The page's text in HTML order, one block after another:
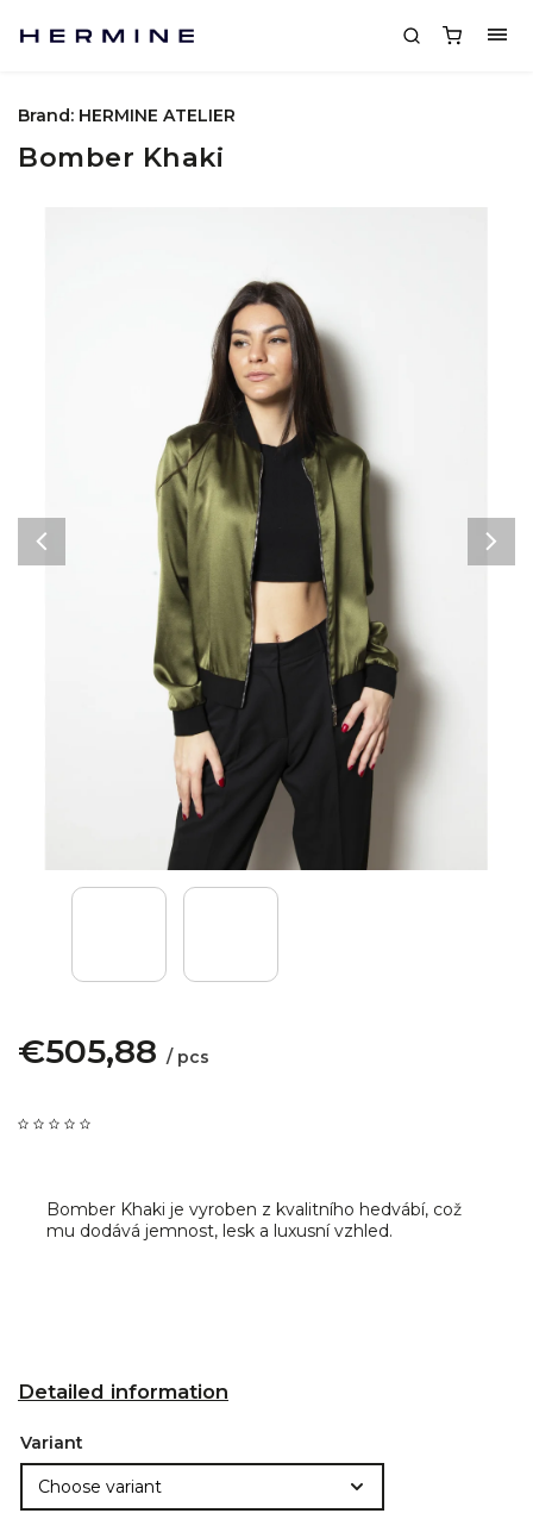
Bomber Khaki
€505,88 / pcs
Bomber Khaki je vyroben z kvalitního hedvábí, což
mu dodává jemnost, lesk a luxusní vzhled.
Detailed information
Brand: HERMINE ATELIER
Variant